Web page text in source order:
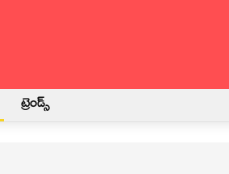
ట్రెండ్స్